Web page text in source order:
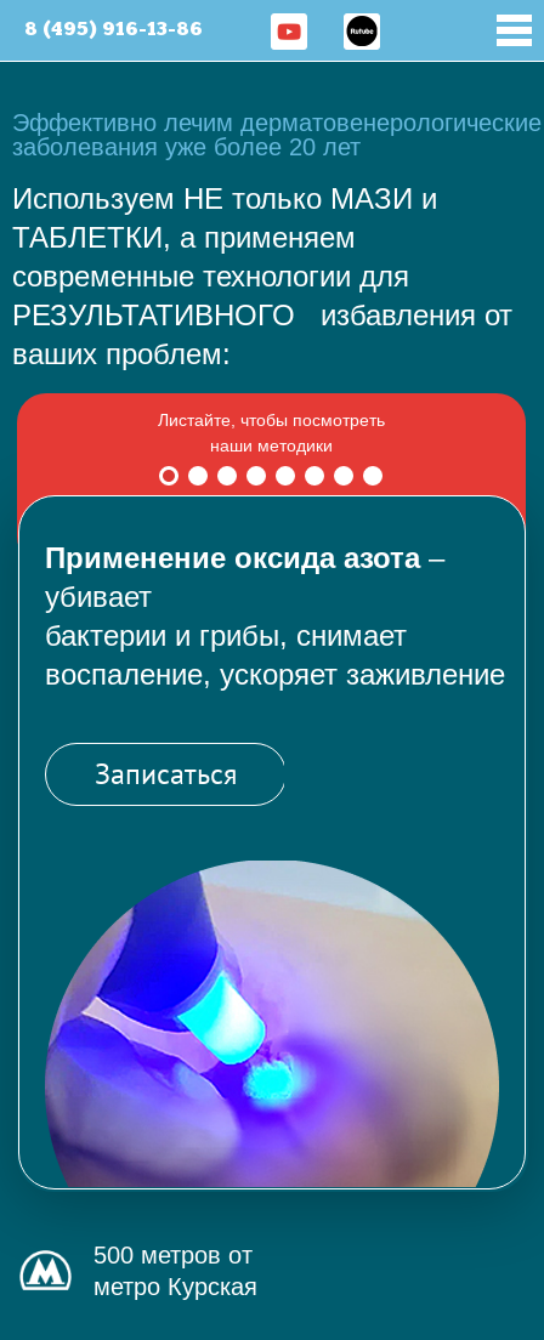
8 (495) 916-13-86
Эффективно лечим дерматовенерологические
заболевания уже более 20 лет
Используем НЕ только МАЗИ и
ТАБЛЕТКИ, а применяем
современные технологии для
РЕЗУЛЬТАТИВНОГО избавления от
ваших проблем:
Применение оксида азота–
убивает
бактерии и грибы, снимает
воспаление, ускоряет заживление
Записаться
500 метров от
метро Курская